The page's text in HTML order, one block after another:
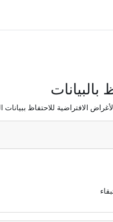
الافتراضية للاحتفاظ